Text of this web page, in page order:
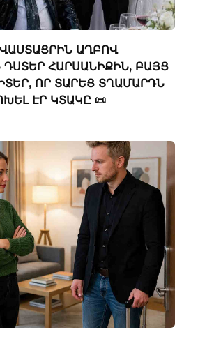
ԱՂԲՈՎ
ՀԱՐՍԱՆԻՔԻՆ, ԲԱՅՑ
ՈՐ ՏԱՐԵՑ ՏՂԱՄԱՐԴՆ
ԷՐ ԿՏԱԿԸ 📜